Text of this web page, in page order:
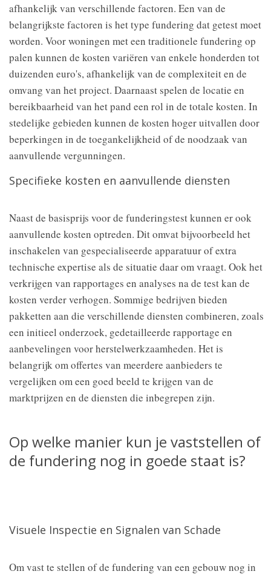
afhankelijk van verschillende factoren. Een van de
belangrijkste factoren is het type fundering dat getest moet
worden. Voor woningen met een traditionele fundering op
palen kunnen de kosten variëren van enkele honderden tot
duizenden euro's, afhankelijk van de complexiteit en de
omvang van het project. Daarnaast spelen de locatie en
bereikbaarheid van het pand een rol in de totale kosten. In
stedelijke gebieden kunnen de kosten hoger uitvallen door
beperkingen in de toegankelijkheid of de noodzaak van
aanvullende vergunningen.
Specifieke kosten en aanvullende diensten
Naast de basisprijs voor de funderingstest kunnen er ook
aanvullende kosten optreden. Dit omvat bijvoorbeeld het
inschakelen van gespecialiseerde apparatuur of extra
technische expertise als de situatie daar om vraagt. Ook het
verkrijgen van rapportages en analyses na de test kan de
kosten verder verhogen. Sommige bedrijven bieden
pakketten aan die verschillende diensten combineren, zoals
een initieel onderzoek, gedetailleerde rapportage en
aanbevelingen voor herstelwerkzaamheden. Het is
belangrijk om offertes van meerdere aanbieders te
vergelijken om een goed beeld te krijgen van de
marktprijzen en de diensten die inbegrepen zijn.
Op welke manier kun je vaststellen of
de fundering nog in goede staat is?
Visuele Inspectie en Signalen van Schade
Om vast te stellen of de fundering van een gebouw nog in